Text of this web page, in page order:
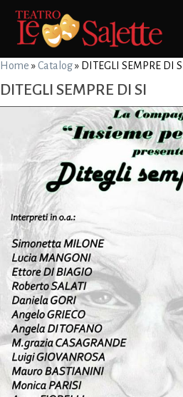
Home »Catalog» DITEGLI SEMPRE DI SI
DITEGLI SEMPRE DI SI